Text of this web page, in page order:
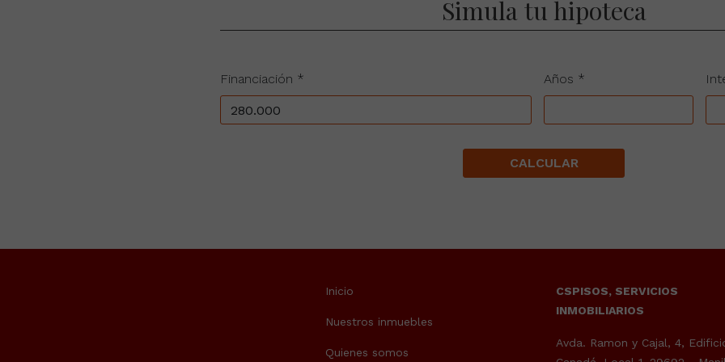
Simula tu hipoteca
Financiación * Años *
CALCULAR
Inicio
Nuestros inmuebles
Quienes somos
CSPISOS, SERVICIOS
INMOBILIARIOS
Avda. Ramon y Cajal, 4,